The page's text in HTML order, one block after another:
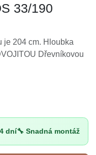
33/190
je 204 cm. Hloubka
DVOJITOU
dní